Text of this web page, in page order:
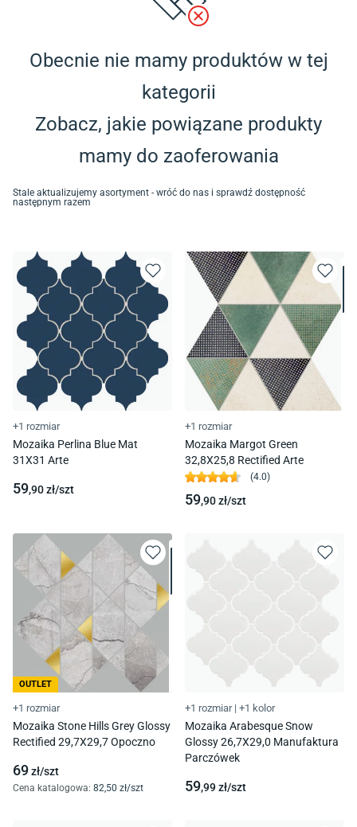
Obecnie nie mamy produktów w tej
kategorii
Zobacz, jakie powiązane produkty
mamy do zaoferowania
Stale aktualizujemy asortyment - wróć do nas i sprawdź dostępność
następnym razem
+1 rozmiar
Mozaika Perlina Blue Mat
31X31 Arte
59,90zł/szt
+1 rozmiar
Mozaika Margot Green
32,8X25,8 Rectified Arte
(4.0)
59,90zł/szt
OUTLET
+1 rozmiar
Mozaika Stone Hills Grey Glossy
Rectified 29,7X29,7 Opoczno
69zł/szt
Cena katalogowa: 82,50 zł/szt
+1 rozmiar | +1 kolor
Mozaika Arabesque Snow
Glossy 26,7X29,0 Manufaktura
Parczówek
59,99zł/szt